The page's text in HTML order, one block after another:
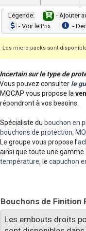
Légende:
- Ajouter
- Voir le Prix
-
Les micro-packs sont
Incertain sur le type de
Vous pouvez consulter le
MOCAP vous propose la
répondront à vos besoins.
Spécialiste du bouchon en
bouchons de protection,
Le groupe vous propose l’
ainsi que toute une gamme
température, le capuchon
Bouchons de Finition
Les embouts droits